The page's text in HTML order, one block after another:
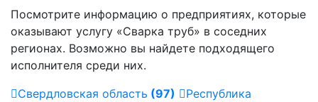
Посмотрите информацию о предприятиях, которые
оказывают услугу «Сварка труб» в соседних
регионах. Возможно вы найдете подходящего
исполнителя среди них.
Свердловская область (97)
Республика